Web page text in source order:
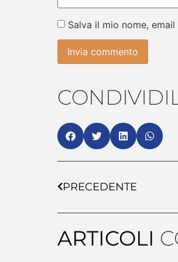
Salva il mio nome,
PRECEDENTE
ARTICOLI